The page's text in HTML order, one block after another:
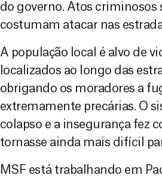
do governo. Atos criminosos
costumam atacar nas
A população local é alvo de
localizados ao longo das
obrigando os moradores a
extremamente precárias. O
colapso e a insegurança fez
tornasse ainda mais difícil
MSF está trabalhando em